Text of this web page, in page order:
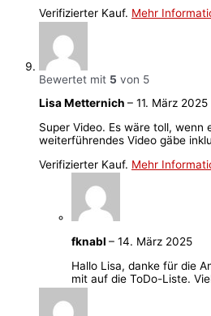
Verifizierter Kauf. Mehr
Bewertet mit 5 von 5
Lisa Metternich – 11. März 2025
Super Video. Es wäre toll, wenn
weiterführendes Video gäbe
Verifizierter Kauf. Mehr
fknabl – 14. März 2025
Hallo Lisa, danke für die
mit auf die ToDo-Liste.